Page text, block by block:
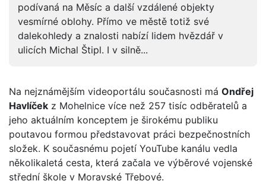
podívaná na Měsíc a další vzdálené objekty
vesmírné oblohy. Přímo ve městě totiž své
dalekohledy a znalosti nabízí lidem hvězdář v
ulicích Michal Štipl. I v silně...
Na nejznámějším videoportálu současnosti má Ondřej
Havlíček z Mohelnice více než 257 tisíc odběratelů a
jeho aktuálním konceptem je širokému publiku
poutavou formou představovat práci bezpečnostních
složek. K současnému pojetí YouTube kanálu vedla
několikaletá cesta, která začala ve výběrové vojenské
střední škole v Moravské Třebové.